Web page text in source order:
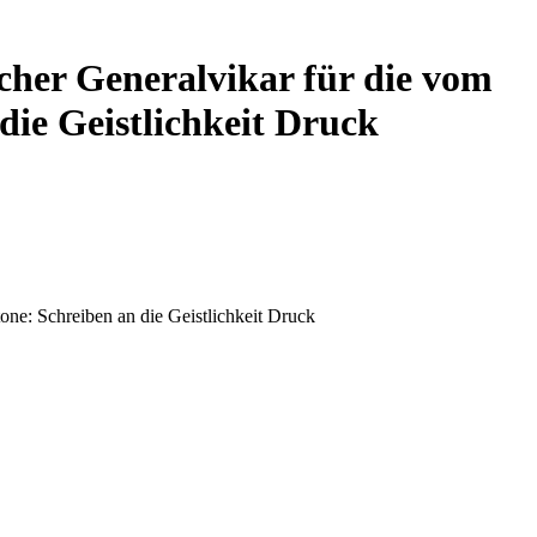
Generalvikar für die vom
Geistlichkeit Druck
Schreiben an die Geistlichkeit Druck